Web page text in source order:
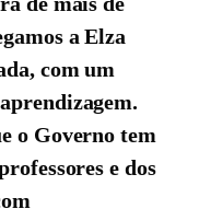
a Elza
com um
o Governo tem
e dos